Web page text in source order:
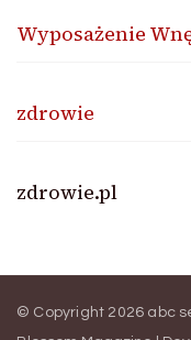
Wyposażenie
zdrowie
zdrowie.pl
© Copyright 2026 abc